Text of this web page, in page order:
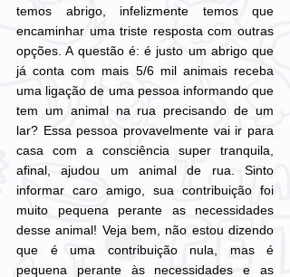
temos abrigo, infelizmente temos que
encaminhar uma triste resposta com outras
opções. A questão é: é justo um abrigo que
já conta com mais 5/6 mil animais receba
uma ligação de uma pessoa informando que
tem um animal na rua precisando de um
lar? Essa pessoa provavelmente vai ir para
casa com a consciência super tranquila,
afinal, ajudou um animal de rua. Sinto
informar caro amigo, sua contribuição foi
muito pequena perante as necessidades
desse animal! Veja bem, não estou dizendo
que é uma contribuição nula, mas é
pequena perante às necessidades e as